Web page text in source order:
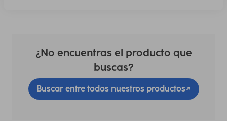
¿No encuentras el producto que
buscas?
Buscar entre todos nuestros productos